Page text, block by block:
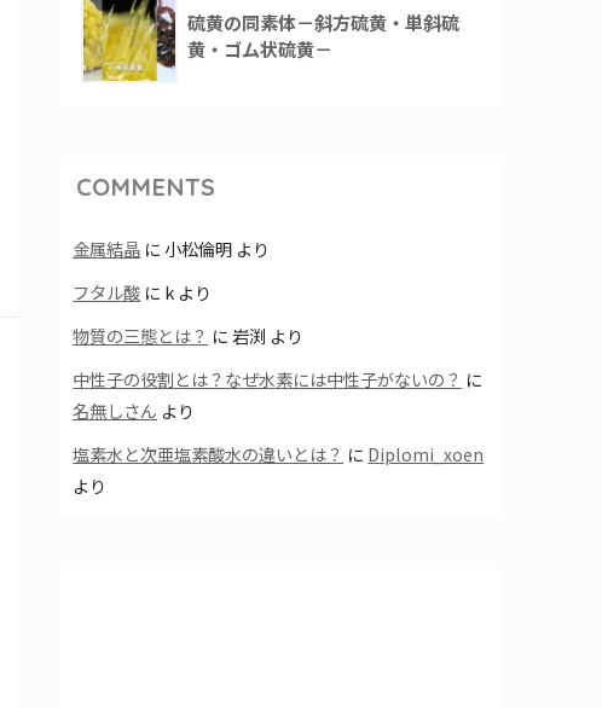
硫黄の同素体－斜方硫黄・単斜硫
黄・ゴム状硫黄－
COMMENTS
金属結晶 に 小松倫明 より
フタル酸 に k より
物質の三態とは？ に岩渕 より
中性子の役割とは？なぜ水素には中性子がないの？ に
名無しさん より
塩素水と次亜塩素酸水の違いとは？ に Diplomi_xoen
より